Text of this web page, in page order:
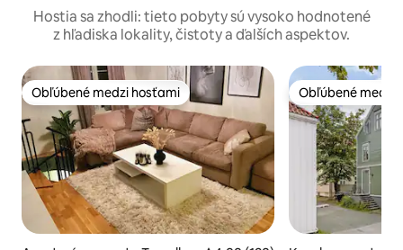
Hostia sa zhodli: tieto pobyty sú vysoko hodnotené
z hľadiska lokality, čistoty a ďalších aspektov.
Obľúbené medzi hosťami
Obľúbené medzi hosťami Obľúbené medzi
Obľúbené medzi